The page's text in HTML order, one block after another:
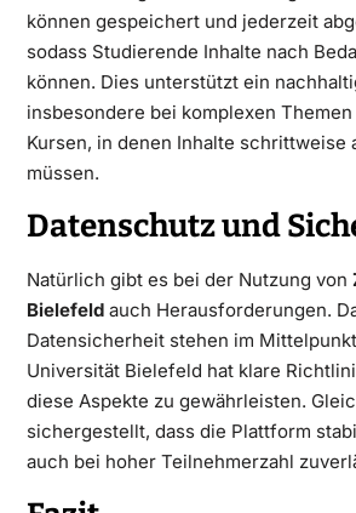
können gespeichert und jederzeit
sodass Studierende Inhalte nach
können. Dies unterstützt ein
insbesondere bei komplexen
Kursen, in denen Inhalte schrittweise
müssen.
Datenschutz und
Natürlich gibt es bei der Nutzung von
Bielefeldauch Herausforderungen.
Datensicherheit stehen im
Universität Bielefeld hat klare
diese Aspekte zu gewährleisten.
sichergestellt, dass die Plattform
auch bei hoher Teilnehmerzahl